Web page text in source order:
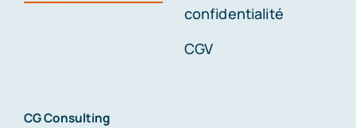
confidentialité
CGV
CG Consulting